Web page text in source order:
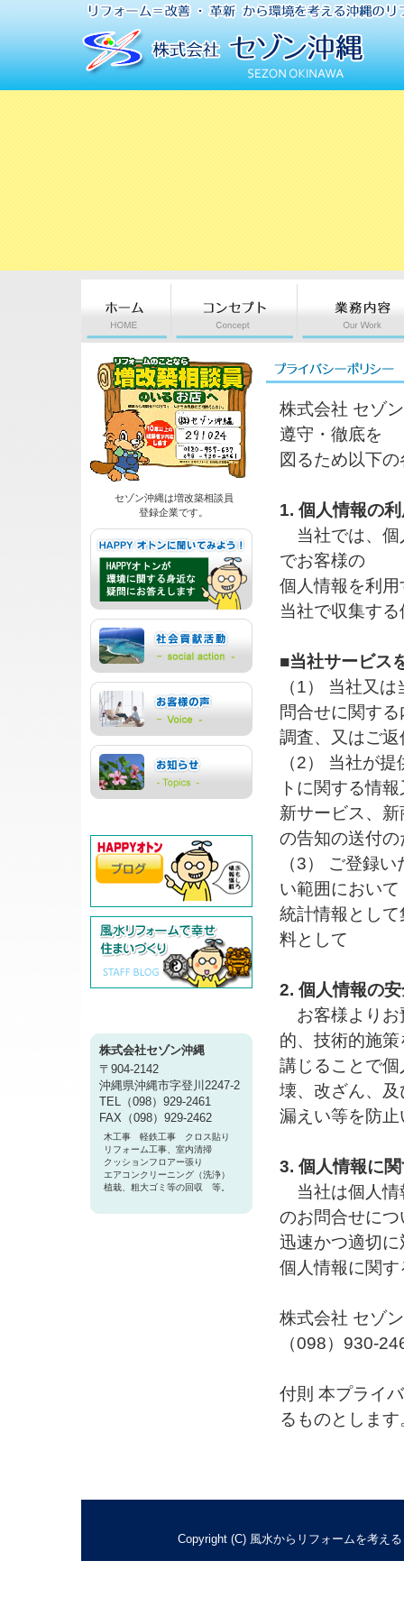
セゾン沖縄は増改築相談員
登録企業です。
株式会社セゾン沖縄
〒904-2142
沖縄県沖縄市字登川2247-2
TEL（098）929-2461
FAX（098）929-2462
木工事 軽鉄工事 クロス貼り
リフォーム工事、室内清掃
クッションフロアー張り
エアコンクリーニング（洗浄）
植栽、粗大ゴミ等の回収 等。
株式会社 セゾ
遵守・徹底を
図るため以下
1. 個人情報の
当社では、個
でお客様の
個人情報を利
当社で収集す
■当社サービス
（1） 当社又
問合せに関す
調査、又はご
（2） 当社が
トに関する情
新サービス、
の告知の送付の
（3） ご登録
い範囲において
統計情報とし
料として
2. 個人情報の
お客様よりお
的、技術的施策
講じることで
壊、改ざん、及
漏えい等を防
3. 個人情報に
当社は個人情
のお問合せにつ
迅速かつ適切
個人情報に関
株式会社 セゾ
（098）930-
付則 本プライ
るものとします
Copyright (C) 風水からリフォームを考え